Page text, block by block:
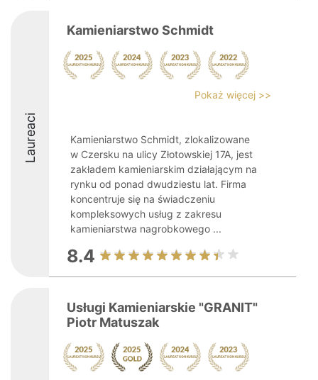
Laureaci
Kamieniarstwo Schmidt
Pokaż więcej >>
Kamieniarstwo Schmidt, zlokalizowane
w Czersku na ulicy Złotowskiej 17A, jest
zakładem kamieniarskim działającym na
rynku od ponad dwudziestu lat. Firma
koncentruje się na świadczeniu
kompleksowych usług z zakresu
kamieniarstwa nagrobkowego ...
8.4
Usługi Kamieniarskie "GRANIT"
Piotr Matuszak